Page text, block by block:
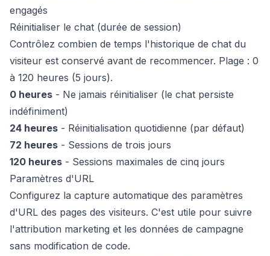
engagés
Réinitialiser le chat (durée de session)
Contrôlez combien de temps l'historique de chat du
visiteur est conservé avant de recommencer. Plage : 0
à 120 heures (5 jours).
0 heures - Ne jamais réinitialiser (le chat persiste
indéfiniment)
24 heures - Réinitialisation quotidienne (par défaut)
72 heures - Sessions de trois jours
120 heures - Sessions maximales de cinq jours
Paramètres d'URL
Configurez la capture automatique des paramètres
d'URL des pages des visiteurs. C'est utile pour suivre
l'attribution marketing et les données de campagne
sans modification de code.